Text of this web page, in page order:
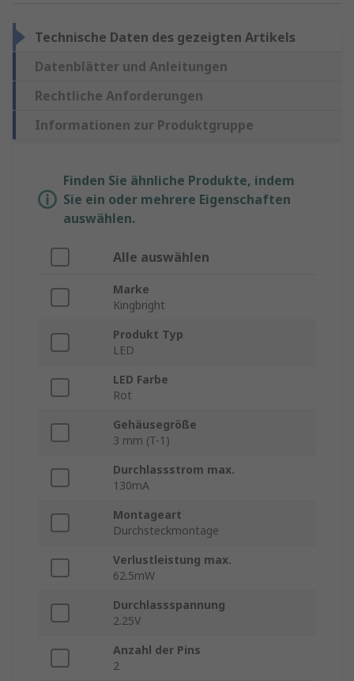
Technische Daten des gezeigten Artikels
Datenblätter und Anleitungen
Rechtliche Anforderungen
Informationen zur Produktgruppe
Finden Sie ähnliche Produkte, indem
Sie ein oder mehrere Eigenschaften
auswählen.
Alle auswählen
Marke
Kingbright
Produkt Typ
LED
LED Farbe
Rot
Gehäusegröße
3 mm (T-1)
Durchlassstrom max.
130mA
Montageart
Durchsteckmontage
Verlustleistung max.
62.5mW
Durchlassspannung
2.25V
Anzahl der Pins
2